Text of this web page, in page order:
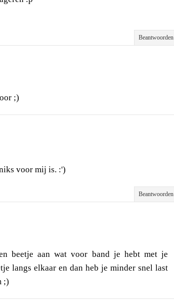
Beantwoorden
;)
voor mij is. :')
Beantwoorden
beetje aan wat voor band je hebt met je
langs elkaar en dan heb je minder snel last
;)